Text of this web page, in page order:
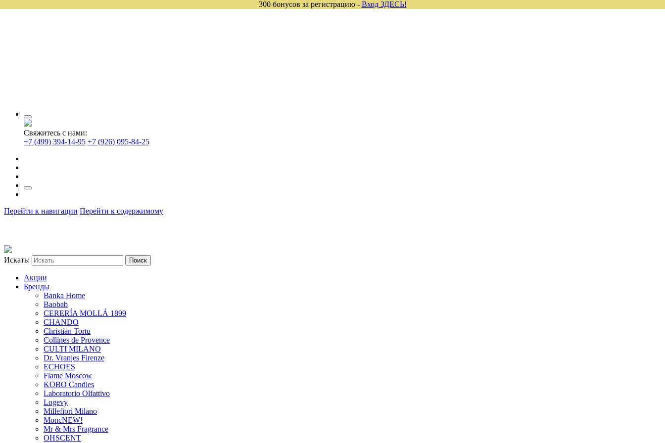
Свяжитесь с нами:
+7 (499) 394-14-95 +7 (926) 095-84-25
Перейти к навигации Перейти к содержимому
Искать:
Акции
Бренды
Banka Home
Baobab
CERERÍA MOLLÁ 1899
CHANDO
Christian Tortu
Collines de Provence
CULTI MILANO
Dr. Vranjes Firenze
ECHOES
Flame Moscow
KOBO Candles
Laboratorio Olfattivo
Logevy
Millefiori Milano
MoncNEW!
Mr & Mrs Fragrance
OHSCENT
300 бонусов за регистрацию - Вход ЗДЕСЬ!